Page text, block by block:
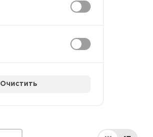
Очистить